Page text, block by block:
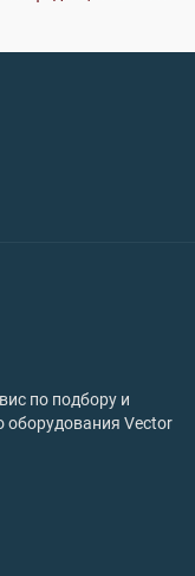
по подбору и
оборудования Vector